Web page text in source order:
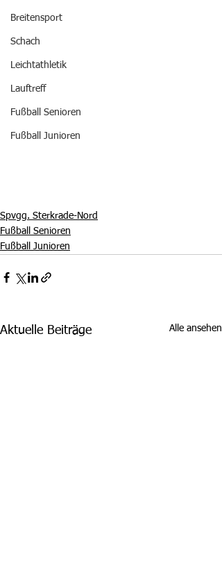
Breitensport
Schach
Leichtathletik
Lauftreff
Fußball Senioren
Fußball Junioren
Spvgg. Sterkrade-Nord
Fußball Senioren
Fußball Junioren
Aktuelle Beiträge Alle ansehen